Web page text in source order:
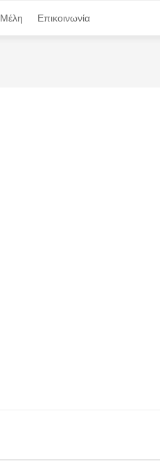
Μέλη Επικοινωνία
Μέλη Επικοινωνία